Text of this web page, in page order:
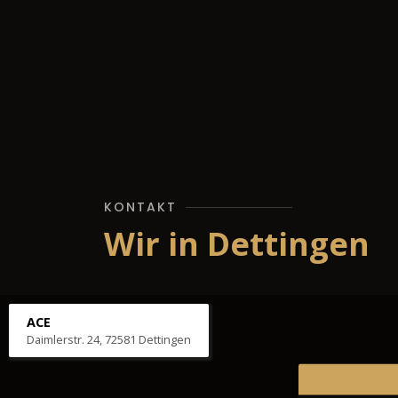
KONTAKT
Wir in Dettingen
ACE
Daimlerstr. 24, 72581 Dettingen